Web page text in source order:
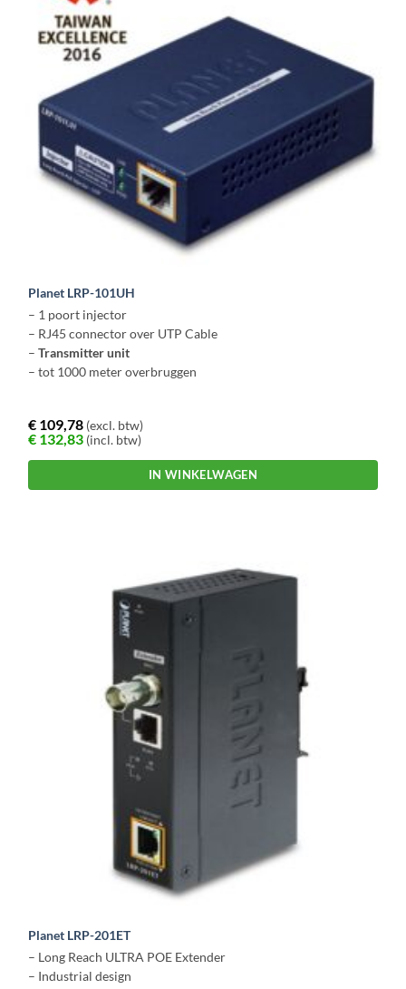
Planet LRP-101UH
– 1 poort injector
– RJ45 connector over UTP Cable
– Transmitter unit
– tot 1000 meter overbruggen
€ 109,78 (excl. btw)
€ 132,83 (incl. btw)
IN WINKELWAGEN
Planet LRP-201ET
– Long Reach ULTRA POE Extender
– Industrial design